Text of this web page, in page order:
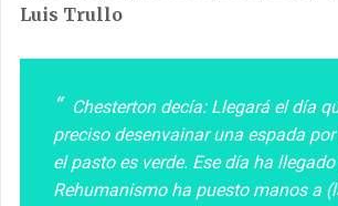
Luis Trullo
Chesterton decía: Llegará el día
preciso desenvainar una espada
el pasto es verde. Ese día ha
Rehumanismo ha puesto manos a